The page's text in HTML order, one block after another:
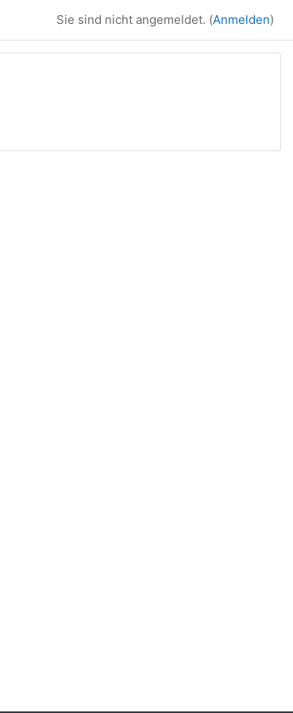
Sie sind nicht angemeldet. (Anmelden)